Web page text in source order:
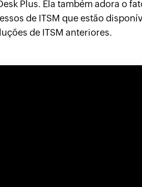
Plus. Ela também adora o
de ITSM que estão
de ITSM anteriores.